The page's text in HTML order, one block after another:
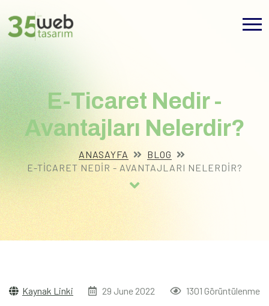
E-Ticaret Nedir -
Avantajları Nelerdir?
ANASAYFA
BLOG
E-TICARET NEDIR - AVANTAJLARI NELERDIR?
Kaynak Linki 29 June 2022 1301 Görüntülenme